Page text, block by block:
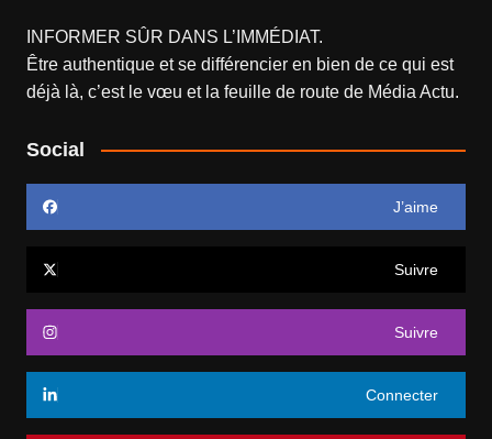
INFORMER SÛR DANS L’IMMÉDIAT.
Être authentique et se différencier en bien de ce qui est
déjà là, c’est le vœu et la feuille de route de Média Actu.
Social
J’aime
Suivre
Suivre
Connecter